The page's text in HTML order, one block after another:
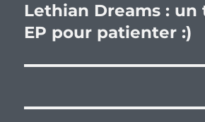
suivante :
Lethian Dreams : un
EP pour patienter :)